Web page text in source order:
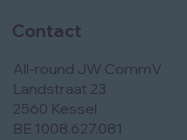
Contact
All-round JW CommV
Landstraat 23
2560 Kessel
BE 1008.627.081